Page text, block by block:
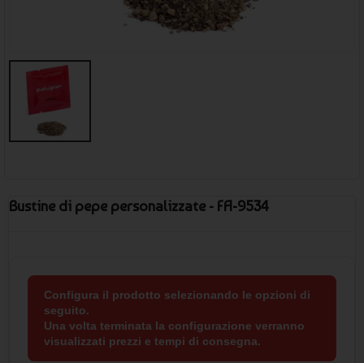
Bustine di pepe personalizzate - FA-9534
Configura il prodotto selezionando le opzioni di
seguito.
Una volta terminata la configurazione verranno
visualizzati prezzi e tempi di consegna.